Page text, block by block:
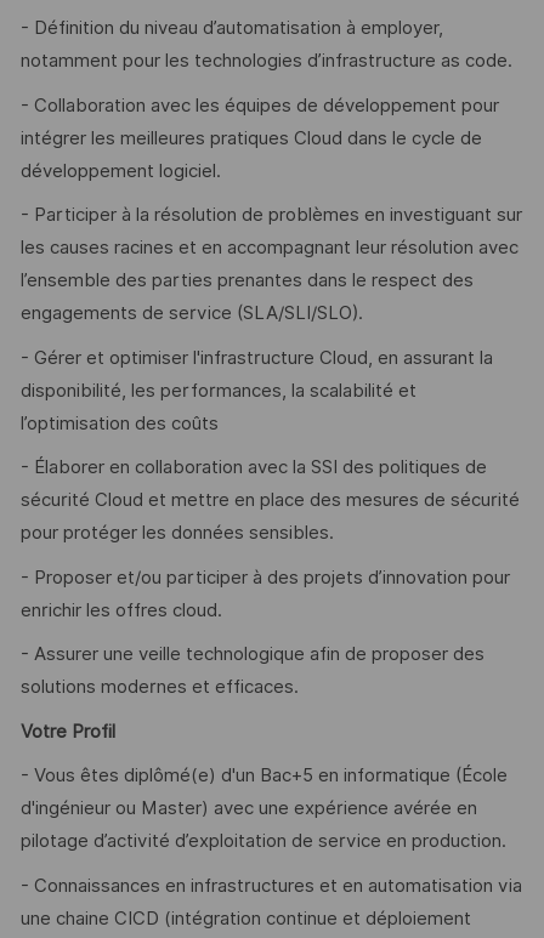
- Définition du niveau d’automatisation à employer,
notamment pour les technologies d’infrastructure as code.
- Collaboration avec les équipes de développement pour
intégrer les meilleures pratiques Cloud dans le cycle de
développement logiciel.
- Participer à la résolution de problèmes en investiguant sur
les causes racines et en accompagnant leur résolution avec
l’ensemble des parties prenantes dans le respect des
engagements de service (SLA/SLI/SLO).
- Gérer et optimiser l'infrastructure Cloud, en assurant la
disponibilité, les performances, la scalabilité et
l’optimisation des coûts
- Élaborer en collaboration avec la SSI des politiques de
sécurité Cloud et mettre en place des mesures de sécurité
pour protéger les données sensibles.
- Proposer et/ou participer à des projets d’innovation pour
enrichir les offres cloud.
- Assurer une veille technologique afin de proposer des
solutions modernes et efficaces.
Votre Profil
- Vous êtes diplômé(e) d'un Bac+5 en informatique (École
d'ingénieur ou Master) avec une expérience avérée en
pilotage d’activité d’exploitation de service en production.
- Connaissances en infrastructures et en automatisation via
une chaine CICD (intégration continue et déploiement